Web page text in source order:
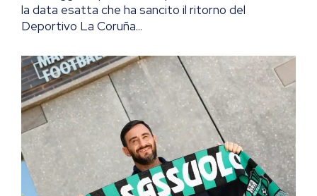
la data esatta che ha sancito il ritorno del
Deportivo La Coruña...